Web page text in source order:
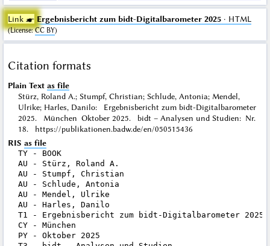
Link ☛ Ergebnisbericht zum bidt-Digitalbarometer 2025· HTML
(License:CC BY)
Citation formats
Plain Text as file
Stürz, Roland A.; Stumpf, Christian; Schlude, Antonia; Mendel,
Ulrike; Harles, Danilo: Ergebnisbericht zum bidt-Digitalbarometer
2025. München Oktober 2025. bidt – Analysen und Studien: Nr.
18. https://publikationen.badw.de/en/050515436
RIS as file
TY - BOOK
AU - Stürz, Roland A.
AU - Stumpf, Christian
AU - Schlude, Antonia
AU - Mendel, Ulrike
AU - Harles, Danilo
T1 - Ergebnisbericht zum bidt-Digitalbarometer 2025
CY - München
PY - Oktober 2025